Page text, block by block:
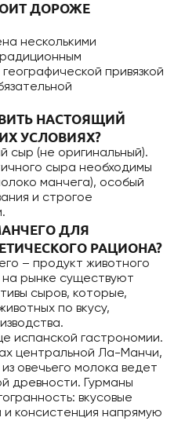
ДОРОЖЕ
несколькими
привязкой
НАСТОЯЩИЙ
УСЛОВИЯХ?
сыр (не оригинальный).
сыра необходимы
манчега), особый
и строгое
ДЛЯ
РАЦИОНА?
– продукт животного
рынке существуют
сыров, которые,
по вкусу,
испанской гастрономии.
центральной Ла-Манчи,
овечьего молока ведет
древности. Гурманы
вкусовые
консистенция напрямую